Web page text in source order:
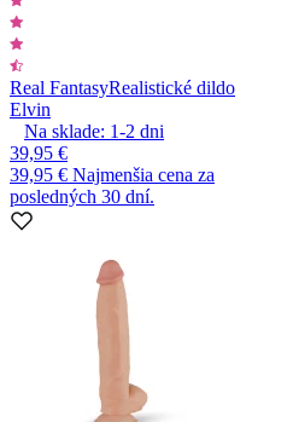
Real FantasyRealistické dildo
Elvin
Na sklade: 1-2 dni
39,95 €
39,95 € Najmenšia cena za
posledných 30 dní.